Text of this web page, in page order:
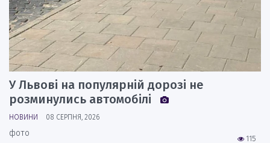
У Львові на популярній дорозі не
розминулись автомобілі
НОВИНИ 08 СЕРПНЯ, 2026
115
фото